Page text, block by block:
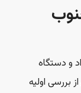
و دستگاه
بررسی اولیه